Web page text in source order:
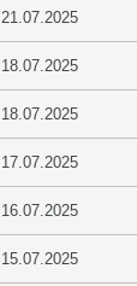
21.07.2025
18.07.2025
18.07.2025
17.07.2025
16.07.2025
15.07.2025